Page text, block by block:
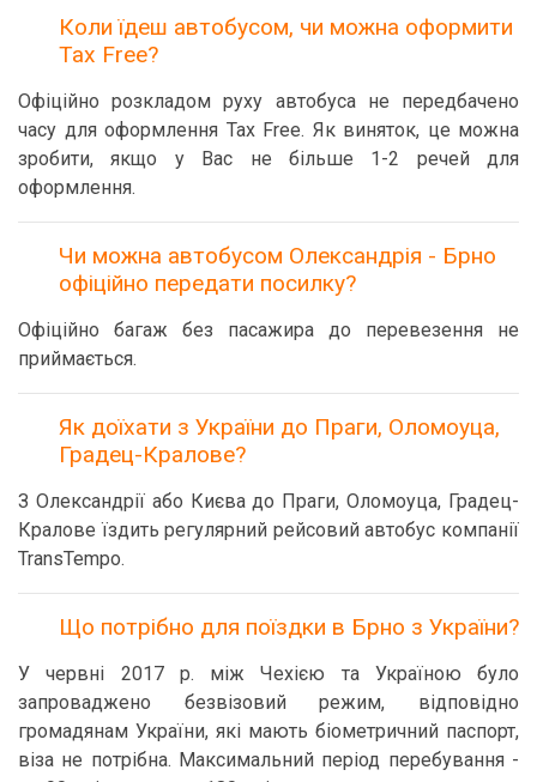
Коли їдеш автобусом, чи можна оформити
Tax Free?
Офіційно розкладом руху автобуса не передбачено
часу для оформлення Tax Free. Як виняток, це можна
зробити, якщо у Вас не більше 1-2 речей для
оформлення.
Чи можна автобусом Олександрія - Брно
офіційно передати посилку?
Офіційно багаж без пасажира до перевезення не
приймається.
Як доїхати з України до Праги, Оломоуца,
Градец-Кралове?
З Олександрії або Києва до Праги, Оломоуца, Градец-
Кралове їздить регулярний рейсовий автобус компанії
TransTempo.
Що потрібно для поїздки в Брно з України?
У червні 2017 р. між Чехією та Україною було
запроваджено безвізовий режим, відповідно
громадянам України, які мають біометричний паспорт,
віза не потрібна. Максимальний період перебування -